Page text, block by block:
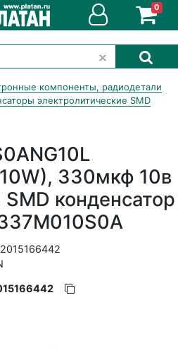
0
компоненты, радиодетали
электролитические SMD
330мкф 10в
конденсатор